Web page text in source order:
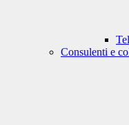
Consulenti e